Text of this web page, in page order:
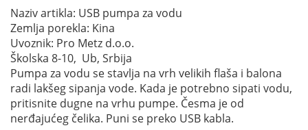
Naziv artikla: USB pumpa za vodu
Zemlja porekla: Kina
Uvoznik: Pro Metz d.o.o.
Školska 8-10, Ub, Srbija
Pumpa za vodu se stavlja na vrh velikih flaša i balona
radi lakšeg sipanja vode. Kada je potrebno sipati vodu,
pritisnite dugne na vrhu pumpe. Česma je od
nerđajućeg čelika. Puni se preko USB kabla.